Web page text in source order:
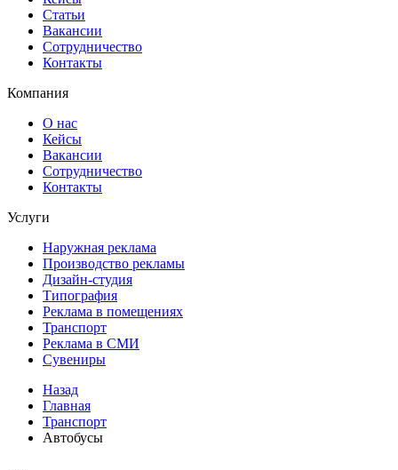
Статьи
Вакансии
Сотрудничество
Контакты
Компания
О нас
Кейсы
Вакансии
Сотрудничество
Контакты
Услуги
Наружная реклама
Производство рекламы
Дизайн-студия
Типография
Реклама в помещениях
Транспорт
Реклама в СМИ
Сувениры
Назад
Главная
Транспорт
Автобусы